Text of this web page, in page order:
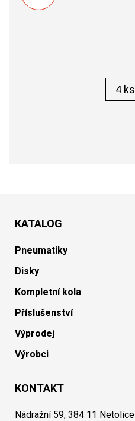
ks
KATALOG
Pneumatiky
Disky
Kompletní kola
Příslušenství
Výprodej
Výrobci
KONTAKT
Nádražní 59, 384 11 Netolice